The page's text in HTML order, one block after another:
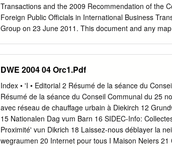
Déménagement bedeit ëmmer eng grouss
Gemeng erëm ze fannen, bieden ech Iech dëse
Transactions and the 2009 Recommendation of the
Foreign Public Officials in International Business
Group on 23 June 2011. This document and any
INTRODUCTION
on-site visit
2. Structure of the report
situation
Bribery of foreign public officials
DWE 2004 04 Orc1.Pdf
Index • 'I • Editorial 2 Résumé de la séance du
Résumé de la séance du Conseil Communal du 25
avec réseau de chauffage urbain à Diekirch 12
15 Nationalen Dag vum Barn 16 SIDEC-Info:
Proximité' vun Dikrich 18 Laissez-nous déblayer la
wegraumen 20 Internet pour tous I Maison Neiers